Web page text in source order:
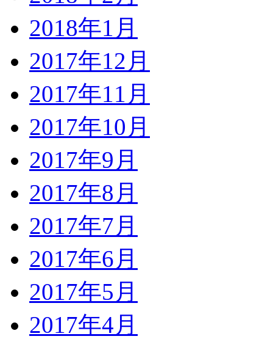
2018年1月
2017年12月
2017年11月
2017年10月
2017年9月
2017年8月
2017年7月
2017年6月
2017年5月
2017年4月